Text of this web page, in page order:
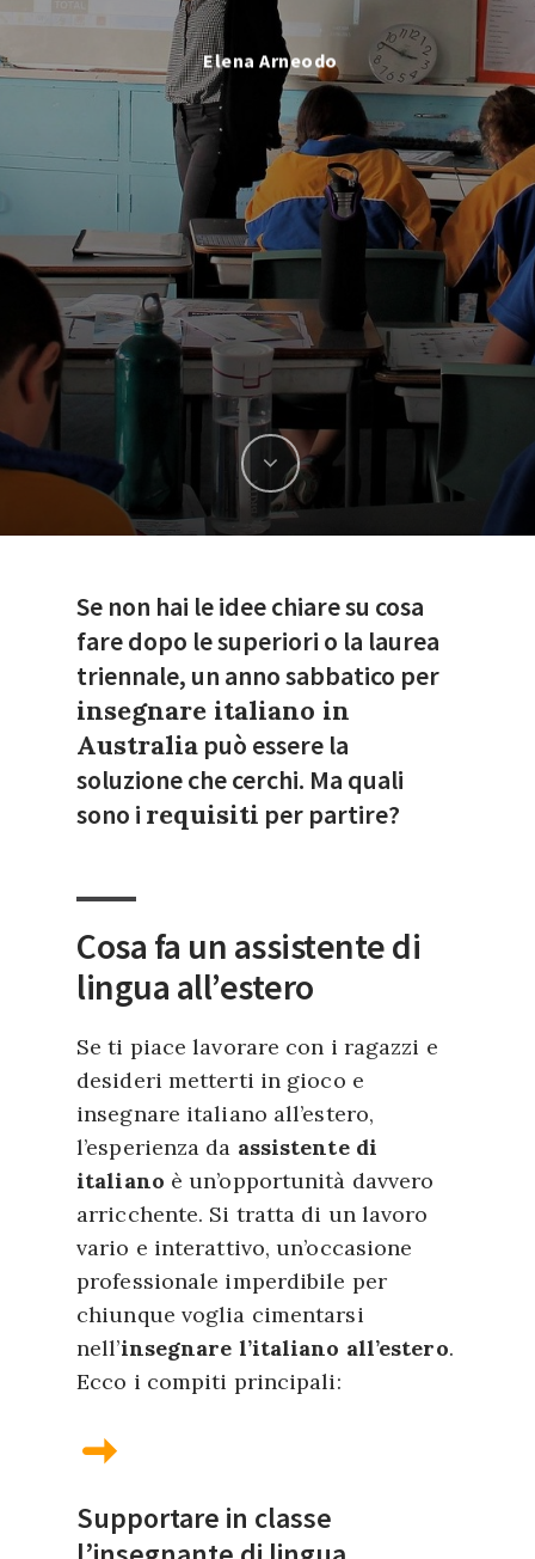
Elena Arneodo
Se non hai le idee chiare su cosa
fare dopo le superiori o la laurea
triennale, un anno sabbatico per
insegnare italiano in
Australia può essere la
soluzione che cerchi. Ma quali
sono i requisiti per partire?
Cosa fa un assistente di
lingua all’estero
Se ti piace lavorare con i ragazzi e
desideri metterti in gioco e
insegnare italiano all’estero,
l’esperienza da assistente di
italiano è un’opportunità davvero
arricchente. Si tratta di un lavoro
vario e interattivo, un’occasione
professionale imperdibile per
chiunque voglia cimentarsi
nell’insegnare l’italiano all’estero.
Ecco i compiti principali:
Supportare in classe